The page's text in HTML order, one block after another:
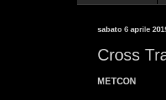
sabato 6 aprile
Cross
METCON